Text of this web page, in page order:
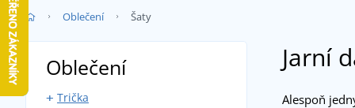
Oblečení Šaty
Jarní
Alespoň
Oblečení
Trička